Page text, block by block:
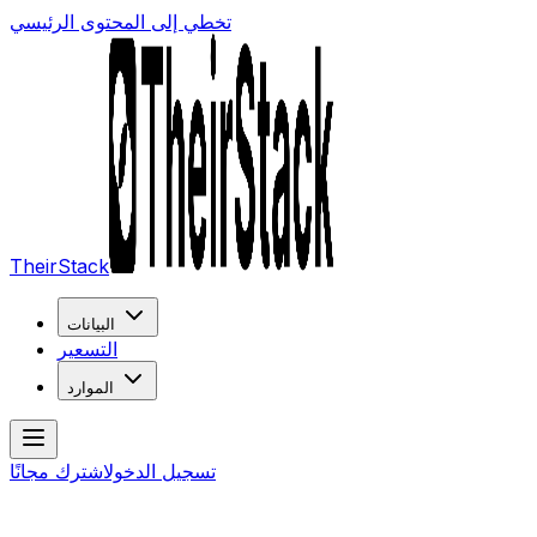
تخطي إلى المحتوى الرئيسي
TheirStack
البيانات
التسعير
الموارد
تسجيل الدخولاشترك مجانًا